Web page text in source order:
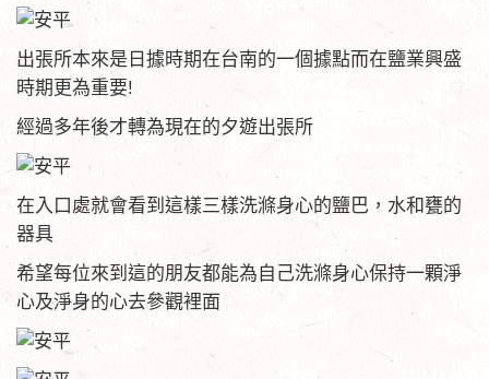
出張所本來是日據時期在台南的一個據點而在鹽業興盛
時期更為重要!
經過多年後才轉為現在的夕遊出張所
在入口處就會看到這樣三樣洗滌身心的鹽巴，水和甕的
器具
希望每位來到這的朋友都能為自己洗滌身心保持一顆淨
心及淨身的心去參觀裡面